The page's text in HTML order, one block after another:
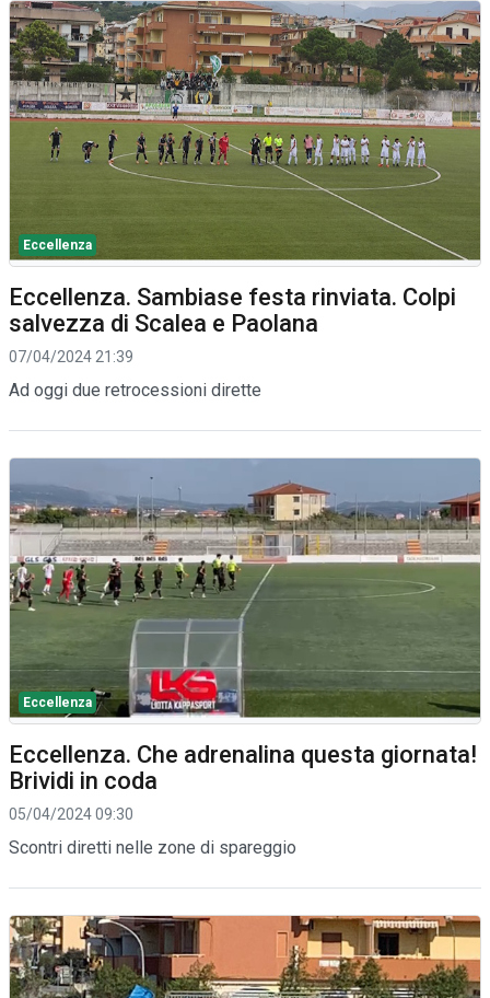
Eccellenza
Eccellenza. Sambiase festa rinviata. Colpi
salvezza di Scalea e Paolana
07/04/2024 21:39
Ad oggi due retrocessioni dirette
Eccellenza
Eccellenza. Che adrenalina questa giornata!
Brividi in coda
05/04/2024 09:30
Scontri diretti nelle zone di spareggio